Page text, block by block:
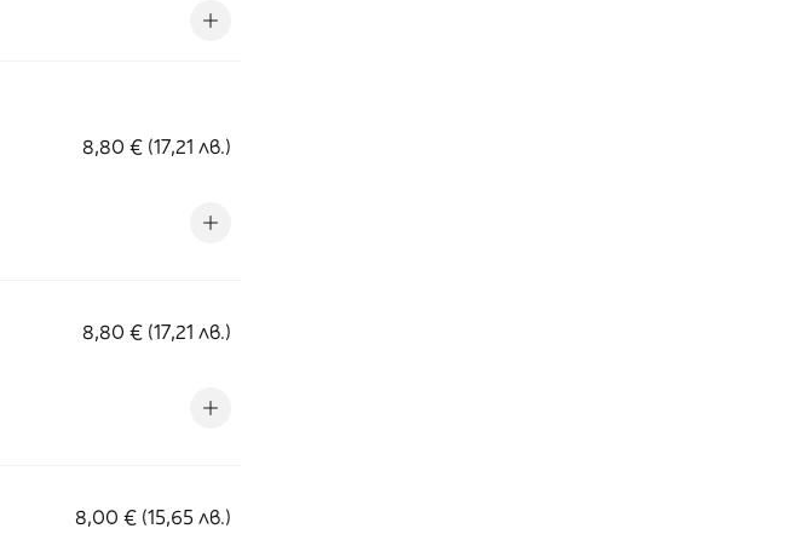
8,80 € (17,21 лв.)
8,80 € (17,21 лв.)
8,00 € (15,65 лв.)